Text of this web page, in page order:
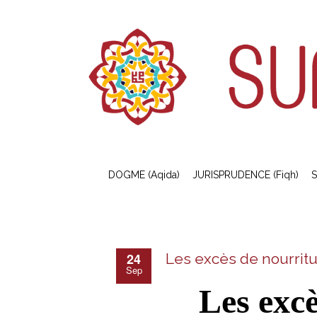
DOGME (Aqida) JURISPRUDENCE (Fiqh)
24
Sep
Les excès de
Les